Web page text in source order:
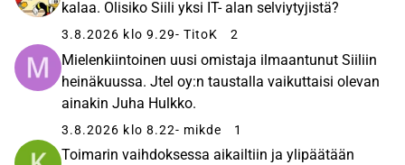
kalaa. Olisiko Siili yksi IT- alan selviytyjistä?
3.8.2026 klo 9.29- TitoK 2
Mielenkiintoinen uusi omistaja ilmaantunut Siiliin
heinäkuussa. Jtel oy:n taustalla vaikuttaisi olevan
ainakin Juha Hulkko.
3.8.2026 klo 8.22- mikde 1
Toimarin vaihdoksessa aikailtiin ja ylipäätään